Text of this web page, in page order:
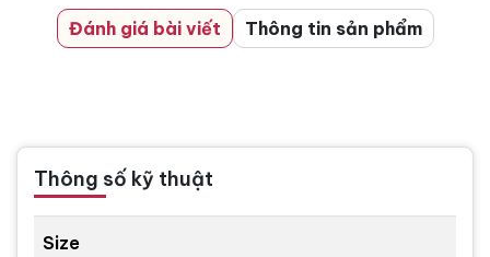
Đánh giá bài viết Thông tin sản phẩm
Thông số kỹ thuật
Size